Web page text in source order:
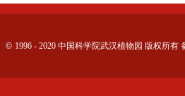
© 1996 - 2020 中国科学院武汉植物园 版权所有